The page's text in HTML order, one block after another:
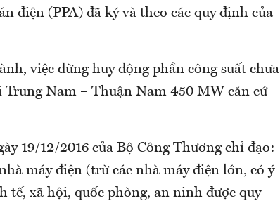
điện (PPA) đã ký và theo các quy định của
việc dừng huy động phần công suất chưa
Nam – Thuận Nam 450 MW căn cứ
19/12/2016 của Bộ Công Thương chỉ đạo:
máy điện (trừ các nhà máy điện lớn, có ý
tế, xã hội, quốc phòng, an ninh được quy